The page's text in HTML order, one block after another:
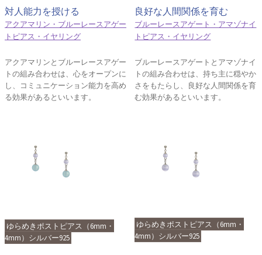
対人能力を授ける
アクアマリン・ブルーレースアゲー
トピアス・イヤリング
アクアマリンとブルーレースアゲー
トの組み合わせは、心をオープンに
し、コミュニケーション能力を高め
る効果があるといいます。
良好な人間関係を育む
ブルーレースアゲート・アマゾナイ
トピアス・イヤリング
ブルーレースアゲートとアマゾナイ
トの組み合わせは、持ち主に穏やか
さをもたらし、良好な人間関係を育
む効果があるといいます。
ゆらめきポストピアス（6mm・
4mm）シルバー925
ゆらめきポストピアス（6mm・
4mm）シルバー925